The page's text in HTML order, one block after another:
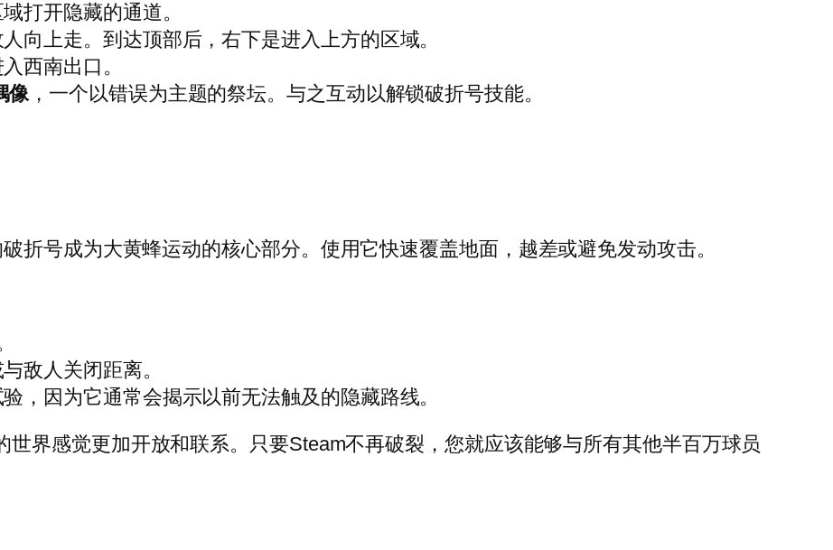
打开隐藏的通道。
向上走。到达顶部后，右下是进入上方的区域。
西南出口。
像，一个以错误为主题的祭坛。与之互动以解锁破折号技能。
折号成为大黄蜂运动的核心部分。使用它快速覆盖地面，越差或避免发动攻击。
敌人关闭距离。
，因为它通常会揭示以前无法触及的隐藏路线。
世界感觉更加开放和联系。只要Steam不再破裂，您就应该能够与所有其他半百万球员